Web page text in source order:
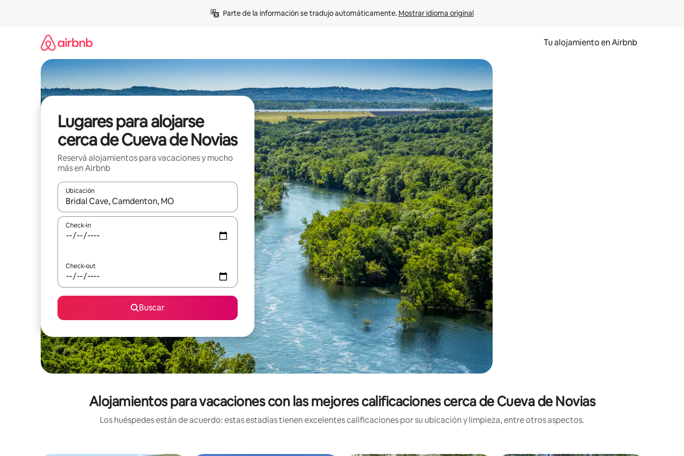
Parte de la información se tradujo automáticamente. Mostrar idioma original
Tu alojamiento en Airbnb
Lugares para alojarse
cerca de Cueva de Novias
Reservá alojamientos para vacaciones y mucho
más en Airbnb
Ubicación
Cuando los resultados estén disponibles, navegá con las teclas de flecha hacia arriba y hacia abajo o explorá deslizando el dedo.
Check-in
Check-out
Buscar
Alojamientos para vacaciones con las mejores calificaciones cerca de Cueva de Novias
Los huéspedes están de acuerdo: estas estadías tienen excelentes calificaciones por su ubicación y limpieza, entre otros aspectos.